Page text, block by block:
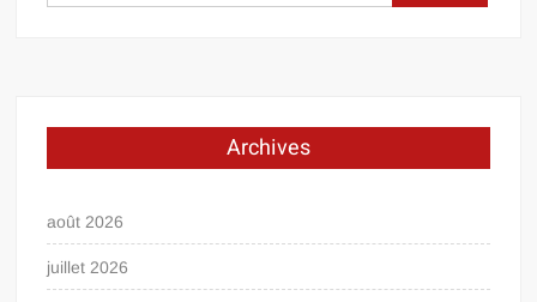
Archives
août 2026
juillet 2026